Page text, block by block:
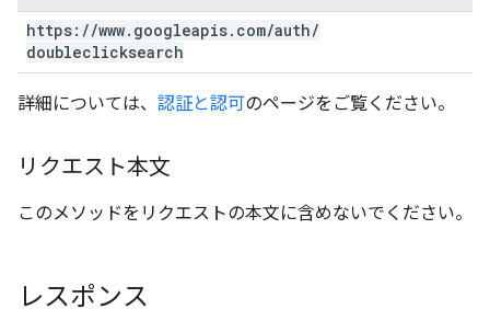
https: //www. googleapis. com/auth/
doubleclicksearch
詳細については、 認証と認可のページをご覧ください。
リクエスト本文
このメソッドをリクエストの本文に含めないでください。
レスポンス